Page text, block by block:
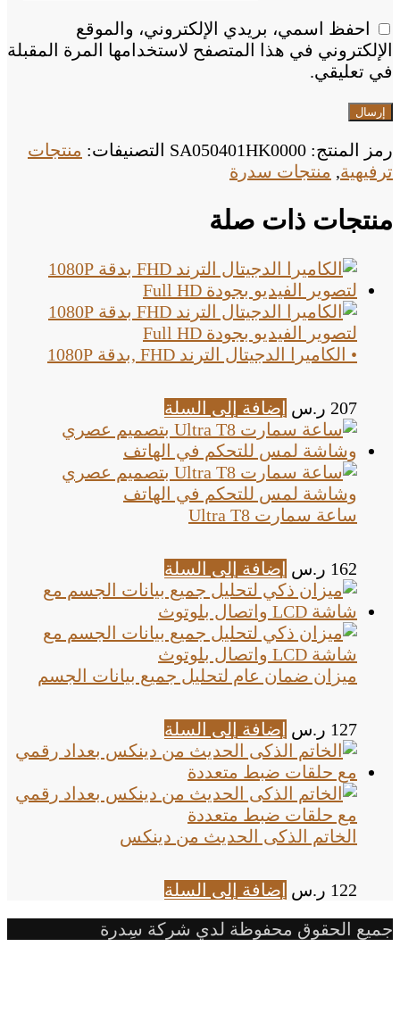
احفظ اسمي، بريدي الإلكتروني، والموقع
الإلكتروني في هذا المتصفح لاستخدامها المرة المقبلة
في تعليقي.
رمز المنتج: SA050401HK0000 التصنيفات: منتجات
ترفيهية, منتجات سدرة
منتجات ذات صلة
• الكاميرا الدجيتال الترند FHD ,بدقة 1080P
207 ر.س إضافة إلى السلة
ساعة سمارت Ultra T8
162 ر.س إضافة إلى السلة
ميزان ضمان عام لتحليل جميع بيانات الجسم
127 ر.س إضافة إلى السلة
الخاتم الذكى الحديث من دينكس
122 ر.س إضافة إلى السلة
جميع الحقوق محفوظة لدي شركة سِدرة